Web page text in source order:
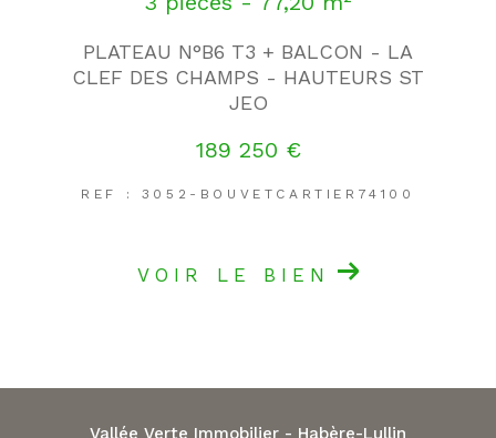
PLATEAU N°B6 T3 + BALCON - LA
CLEF DES CHAMPS - HAUTEURS ST
JEO
189 250 €
REF : 3052-BOUVETCARTIER74100
VOIR LE BIEN
Vallée Verte Immobilier - Habère-Lullin